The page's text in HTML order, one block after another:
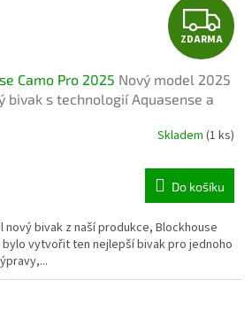
Z
D
A
R
M
A
ZDARMA
Camo Pro 2025 Nový model 2025
bivak s technologií Aquasense a
Skladem (1 ks)
Do košíku
nový bivak z naší produkce, Blockhouse
vytvořit ten nejlepší bivak pro jednoho